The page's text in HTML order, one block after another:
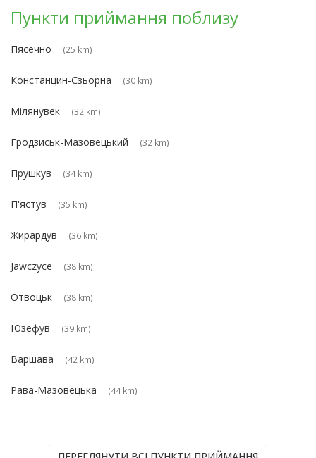
Пункти приймання поблизу
Пясечно (25 km)
Констанцин-Єзьорна (30 km)
Мілянувек (32 km)
Гродзиськ-Мазовецький (32 km)
Прушкув (34 km)
П'ястув (35 km)
Жирардув (36 km)
Jawczyce (38 km)
Отвоцьк (38 km)
Юзефув (39 km)
Варшава (42 km)
Рава-Мазовецька (44 km)